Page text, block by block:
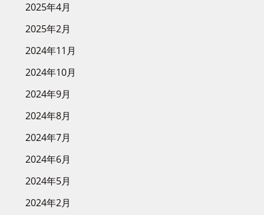
2025年4月
2025年2月
2024年11月
2024年10月
2024年9月
2024年8月
2024年7月
2024年6月
2024年5月
2024年2月